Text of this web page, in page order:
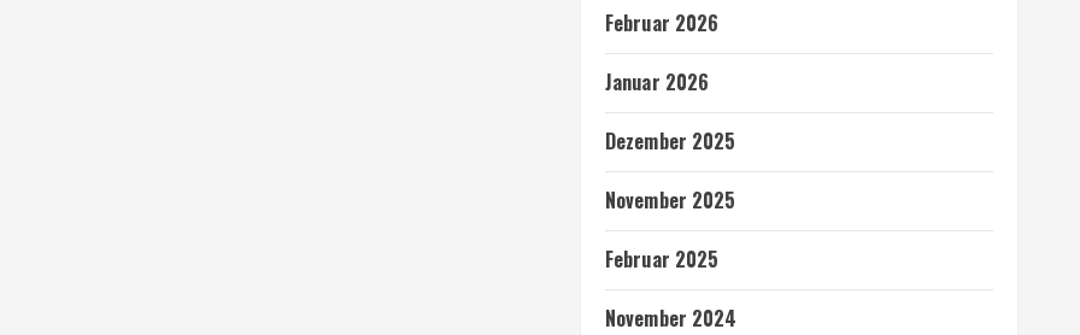
Februar 2026
Januar 2026
Dezember 2025
November 2025
Februar 2025
November 2024